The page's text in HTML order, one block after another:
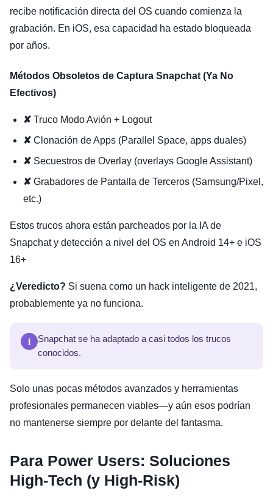
recibe notificación directa del OS cuando comienza la
grabación. En iOS, esa capacidad ha estado bloqueada
por años.
Métodos Obsoletos de Captura Snapchat (Ya No
Efectivos)
✘ Truco Modo Avión + Logout
✘ Clonación de Apps (Parallel Space, apps duales)
✘ Secuestros de Overlay (overlays Google Assistant)
✘ Grabadores de Pantalla de Terceros (Samsung/Pixel,
etc.)
Estos trucos ahora están parcheados por la IA de
Snapchat y detección a nivel del OS en Android 14+ e iOS
16+
¿Veredicto? Si suena como un hack inteligente de 2021,
probablemente ya no funciona.
i
Snapchat se ha adaptado a casi todos los trucos
conocidos.
Solo unas pocas métodos avanzados y herramientas
profesionales permanecen viables—y aún esos podrían
no mantenerse siempre por delante del fantasma.
Para Power Users: Soluciones
High-Tech (y High-Risk)